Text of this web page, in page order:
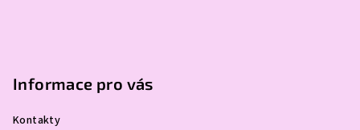
Informace pro vás
Kontakty